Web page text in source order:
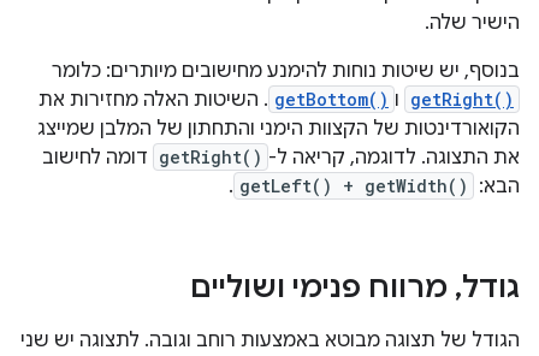
הישיר שלה.
בנוסף, יש שיטות נוחות להימנע מחישובים מיותרים: כלומר
getRight() ו getBottom() . השיטות האלה מחזירות את
הקואורדינטות של הקצוות הימני והתחתון של המלבן שמייצג
את התצוגה. לדוגמה, קריאה ל- getRight() דומה לחישוב
הבא:
getLeft() + getWidth()
.
גודל, מרווח פנימי ושוליים
הגודל של תצוגה מבוטא באמצעות רוחב וגובה. לתצוגה יש שני